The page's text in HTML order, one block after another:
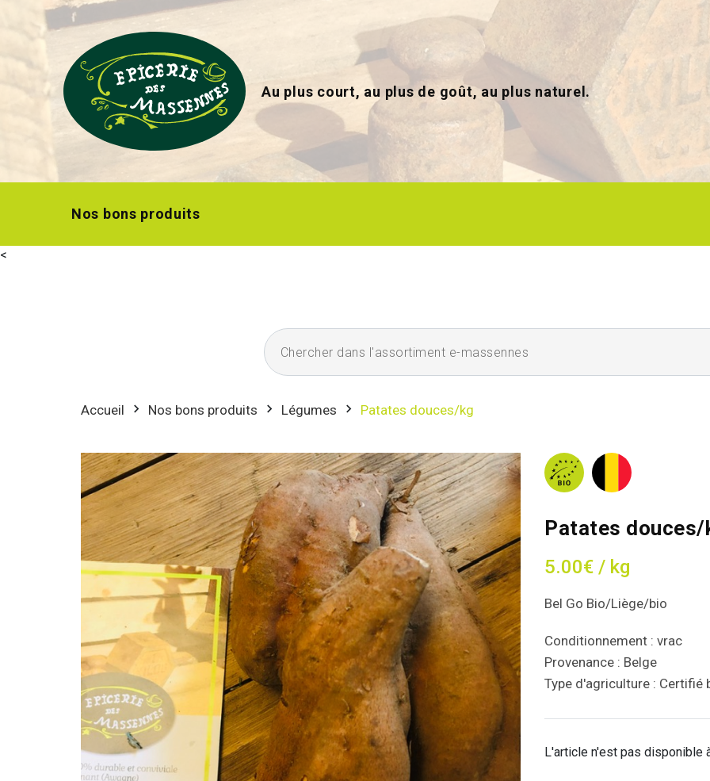
Au plus court, au plus de goût, au plus naturel.
Nos bons produits
<
Chercher dans l'assortiment e-massennes
Accueil Nos bons produits Légumes Patates douces/kg
Patates douces/
5.00€ / kg
Bel Go Bio/Liège/bio
Conditionnement : vrac
Provenance : Belge
Type d'agriculture : Certifié
L'article n'est pas disponible